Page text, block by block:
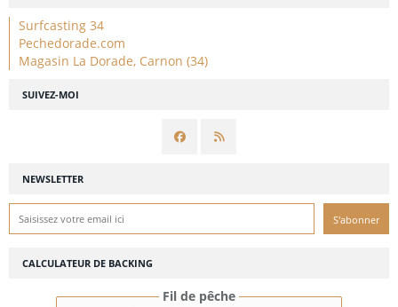
NEWSLETTER
SUIVEZ-MOI
Surfcasting 34
Pechedorade.com
Magasin La Dorade, Carnon (34)
CALCULATEUR DE BACKING
Fil de pêche